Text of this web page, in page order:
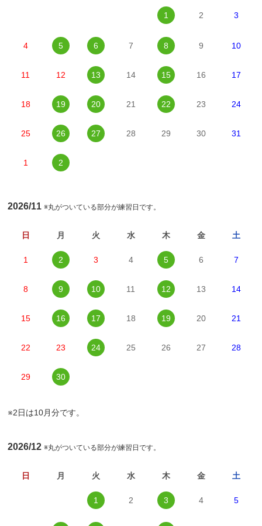
1 2 3
4 5 6 7 8 9 10
11 12 13 14 15 16 17
18 19 20 21 22 23 24
25 26 27 28 29 30 31
1 2
2026/11※丸がついている部分が練習日です。
日 月 火 水 木 金 土
1 2 3 4 5 6 7
8 9 10 11 12 13 14
15 16 17 18 19 20 21
22 23 24 25 26 27 28
29 30
※2日は10月分です。
2026/12※丸がついている部分が練習日です。
日 月 火 水 木 金 土
1 2 3 4 5